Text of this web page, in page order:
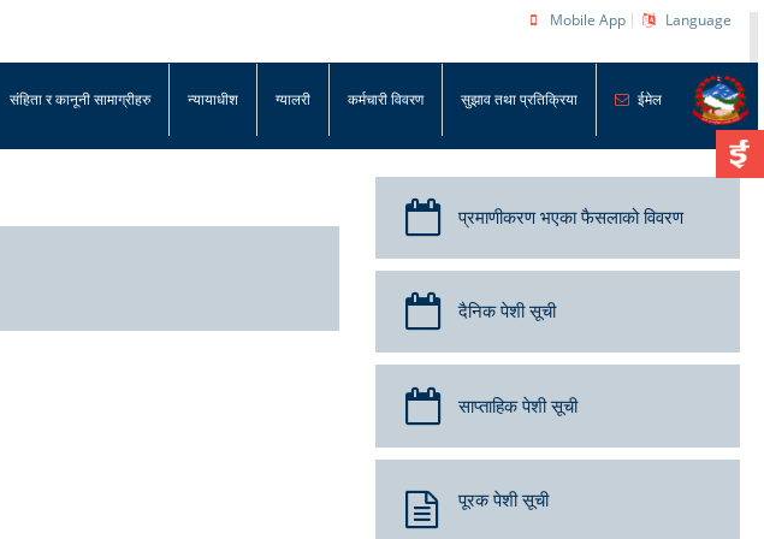
Mobile App Language
संहिता र कानूनी सामाग्रीहरु न्यायाधीश ग्यालरी कर्मचारी विवरण सुझाव तथा प्रतिक्रिया ईमेल
प्रमाणीकरण भएका फैसलाको विवरण
दैनिक पेशी सूची
साप्ताहिक पेशी सूची
पूरक पेशी सूची